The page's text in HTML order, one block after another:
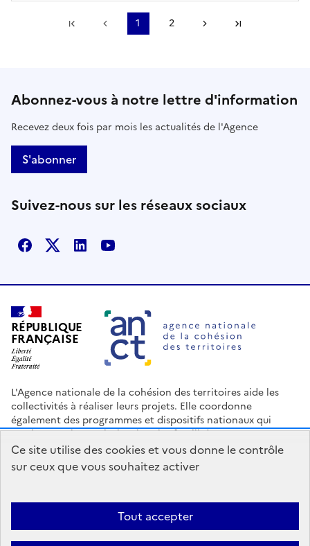
Ce site utilise des cookies et vous donne le contrôle
sur ceux que vous souhaitez activer
Tout accepter
Première pagePage précédente
1 2 Page suivante
Abonnez-vous à notre lettre d'information
Recevez deux fois par mois les actualités de l'Agence
S'abonner
Suivez-nous sur les réseaux sociaux
Facebook
X LinkedinYoutube
RÉPUBLIQUE
FRANÇAISE
L'Agence nationale de la cohésion des territoires aide les
collectivités à réaliser leurs projets. Elle coordonne
également des programmes et dispositifs nationaux qui
soutiennent les territoires les plus fragilisés.
Espace Presse Logo ANCT
data.gouv.fr
Accessibilité : Partiellement conforme Mentions légales Politique